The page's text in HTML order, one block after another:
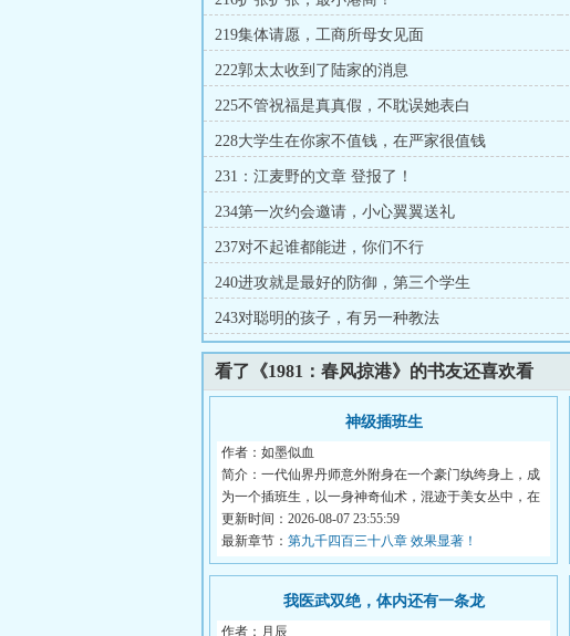
219集体请愿，工商所母女见面
222郭太太收到了陆家的消息
225不管祝福是真真假，不耽误她表白
228大学生在你家不值钱，在严家很值钱
231：江麦野的文章 登报了！
234第一次约会邀请，小心翼翼送礼
237对不起谁都能进，你们不行
240进攻就是最好的防御，第三个学生
243对聪明的孩子，有另一种教法
看了《1981：春风掠港》的书友还喜欢看
神级插班生
作者：如墨似血
简介：一代仙界丹师意外附身在一个豪门纨绔身上，成
为一个插班生，以一身神奇仙术，混迹于美女丛中，在
都...
更新时间：2026-08-07 23:55:59
最新章节： 第九千四百三十八章 效果显著！
我医武双绝，体内还有一条龙
作者：月辰